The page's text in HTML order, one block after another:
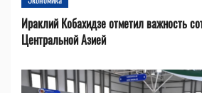
Ираклий Кобахидзе отметил важность
Центральной Азией